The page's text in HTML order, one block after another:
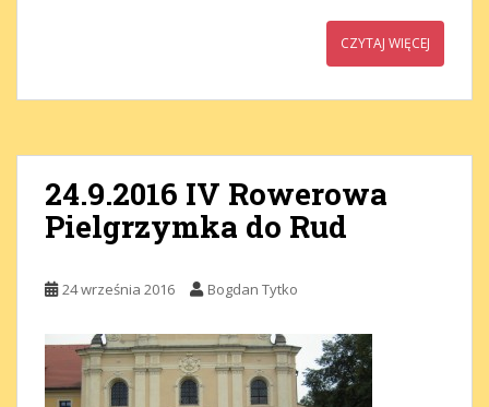
CZYTAJ WIĘCEJ
24.9.2016 IV Rowerowa
Pielgrzymka do Rud
24 września 2016 Bogdan Tytko